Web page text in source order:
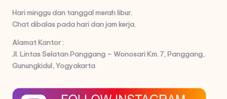
Hari minggu dan tanggal merah libur.
Chat dibalas pada hari dan jam kerja.
Alamat Kantor :
Jl. Lintas Selatan Panggang – Wonosari Km. 7,Panggang,
Gunungkidul, Yogyakarta